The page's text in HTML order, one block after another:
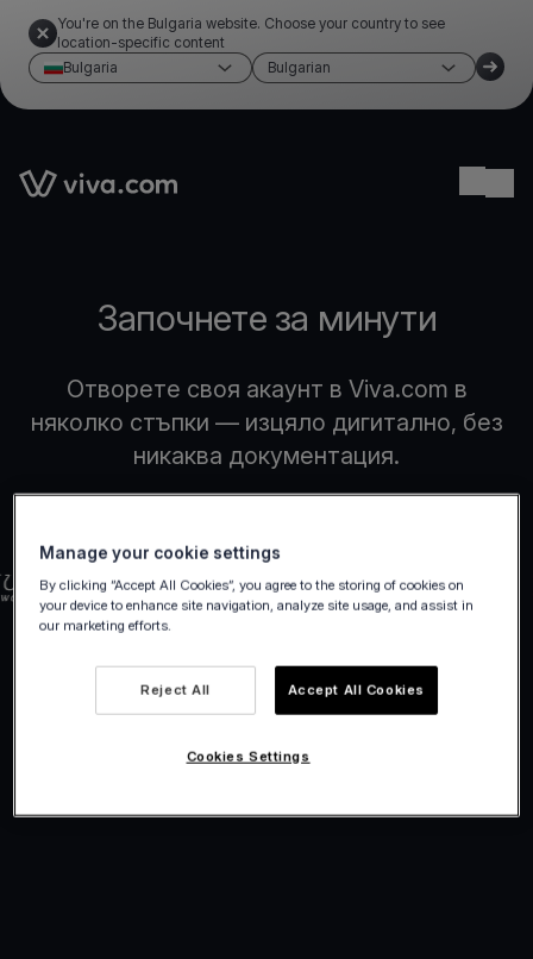
You're on the Bulgaria website. Choose your country to see
location-specific content
Bulgaria
Bulgarian
Link to the homepage
Започнете за минути
Отворете своя акаунт в Viva.com в
няколко стъпки — изцяло дигитално, без
никаква документация.
Manage your cookie settings
By clicking “Accept All Cookies”, you agree to the storing of cookies on
your device to enhance site navigation, analyze site usage, and assist in
our marketing efforts.
Reject All Accept All Cookies
Cookies Settings